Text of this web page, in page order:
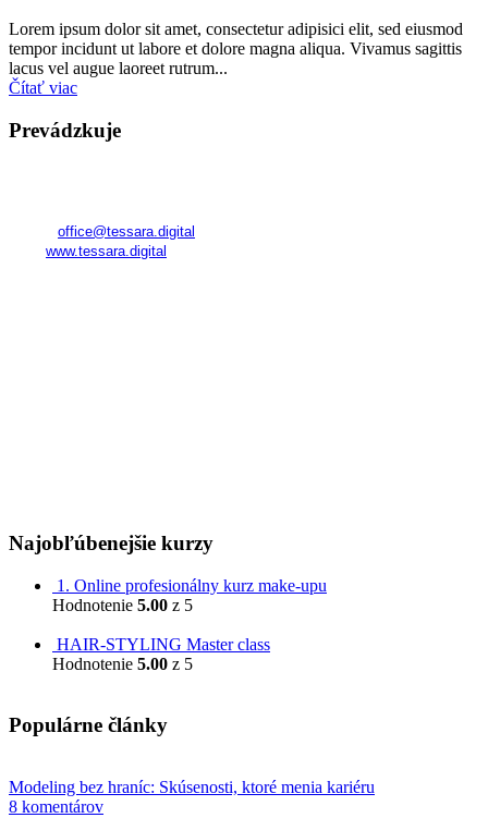
Lorem ipsum dolor sit amet, consectetur adipisici elit, sed eiusmod
tempor incidunt ut labore et dolore magna aliqua. Vivamus sagittis
lacus vel augue laoreet rutrum...
Čítať viac
Prevádzkuje
office@tessara.digital
www.tessara.digital
Najobľúbenejšie kurzy
1. Online profesionálny kurz make-upu
Hodnotenie 5.00 z 5
HAIR-STYLING Master class
Hodnotenie 5.00 z 5
Populárne články
Modeling bez hraníc: Skúsenosti, ktoré menia kariéru
8 komentárov